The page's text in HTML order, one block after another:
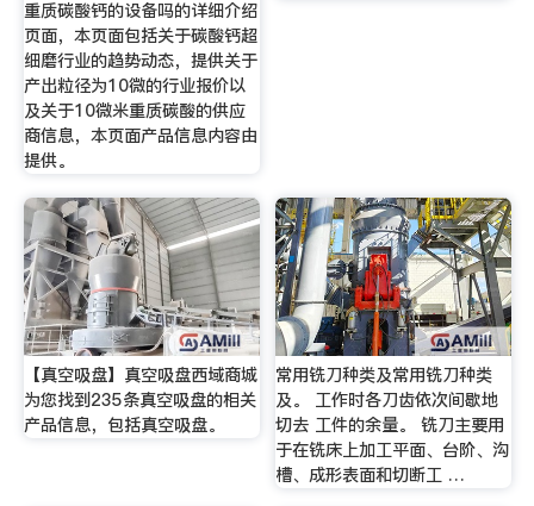
重质碳酸钙的设备吗的详细介绍
页面，本页面包括关于碳酸钙超
细磨行业的趋势动态，提供关于
产出粒径为10微的行业报价以
及关于10微米重质碳酸的供应
商信息，本页面产品信息内容由
提供。
【真空吸盘】真空吸盘西域商城
为您找到235条真空吸盘的相关
产品信息，包括真空吸盘。
常用铣刀种类及常用铣刀种类
及。 工作时各刀齿依次间歇地
切去 工件的余量。 铣刀主要用
于在铣床上加工平面、台阶、沟
槽、成形表面和切断工 …